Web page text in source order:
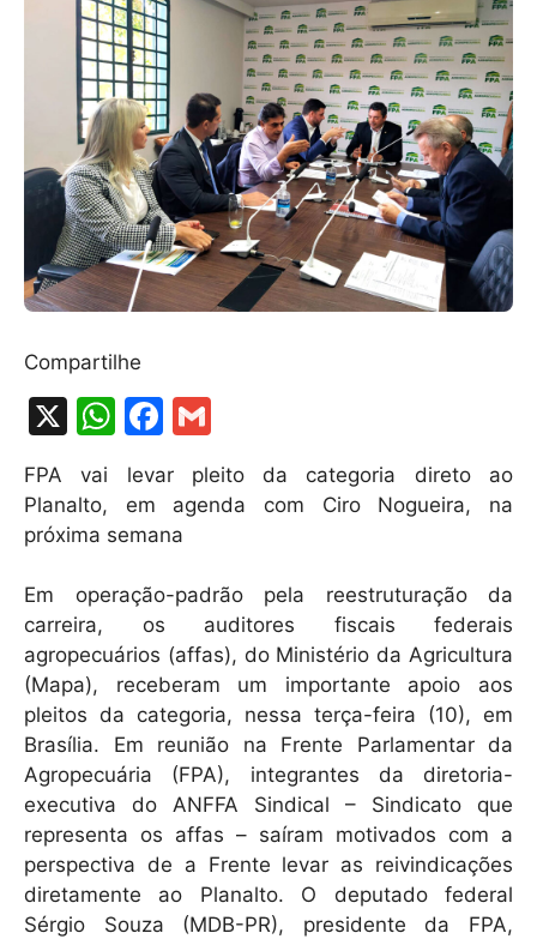
Compartilhe
X
W
h
at
s
p
p
F
c
e
o
o
k
m
ai
FPA vai levar pleito da categoria direto ao
Planalto, em agenda com Ciro Nogueira, na
próxima semana
Em operação-padrão pela reestruturação da
carreira, os auditores fiscais federais
agropecuários (affas), do Ministério da Agricultura
(Mapa), receberam um importante apoio aos
pleitos da categoria, nessa terça-feira (10), em
Brasília. Em reunião na Frente Parlamentar da
Agropecuária (FPA), integrantes da diretoria-
executiva do ANFFA Sindical – Sindicato que
representa os affas – saíram motivados com a
perspectiva de a Frente levar as reivindicações
diretamente ao Planalto. O deputado federal
Sérgio Souza (MDB-PR), presidente da FPA,